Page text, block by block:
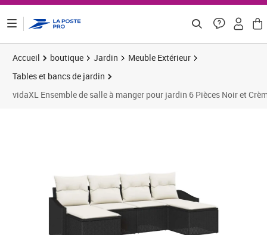
Accueil boutique Jardin
Meuble Extérieur
Tables et bancs de jardin
vidaXL Ensemble de salle à manger pour jardin 6 Pièces Noir et